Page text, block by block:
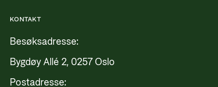
KONTAKT
Besøksadresse:
Bygdøy Allé 2, 0257 Oslo
Postadresse: